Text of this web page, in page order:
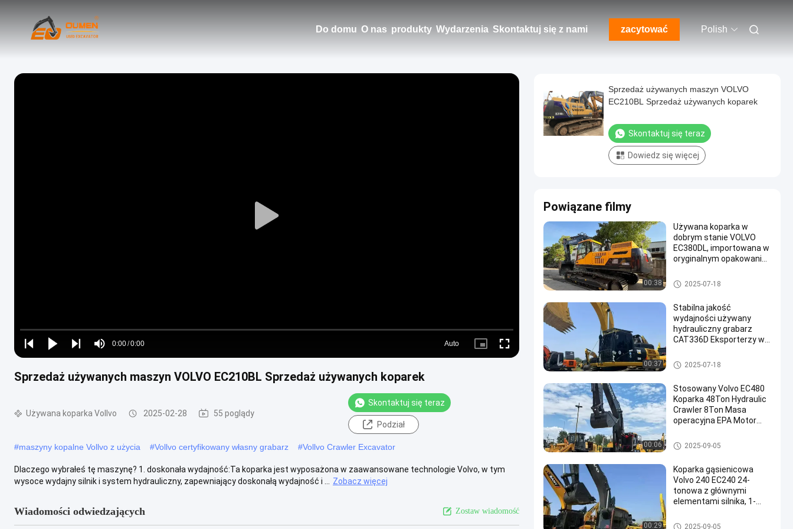
Do domu O nas produkty Wydarzenia Skontaktuj się z nami zacytować Polish
Play
Play
Play
Play
Mute
Time
0:00/0:00
Loaded:
0%
Auto
Picture- Fullscreen
Sprzedaż używanych maszyn VOLVO EC210BL Sprzedaż używanych koparek
Używana koparka Vollvo 2025-02-28 55 poglądy
Skontaktuj się teraz
Podział
#maszyny kopalne Vollvo z użycia #Vollvo certyfikowany własny grabarz #Vollvo Crawler Excavator
Dlaczego wybrałeś tę maszynę? 1. doskonała wydajność:Ta koparka jest wyposażona w zaawansowane technologie Volvo, w tym
wysoce wydajny silnik i system hydrauliczny, zapewniający doskonałą wydajność i ...
Zobacz więcej
Wiadomości odwiedzających Zostaw wiadomość
Sprzedaż używanych maszyn VOLVO
EC210BL Sprzedaż używanych koparek
Skontaktuj się teraz
Dowiedz się więcej
Powiązane filmy
00:38
Używana koparka w
dobrym stanie VOLVO
EC380DL, importowana w
oryginalnym opakowaniu,
Używana koparka Vollvo
2025-07-18
00:37
Stabilna jakość
wydajności używany
hydrauliczny grabarz
CAT336D Eksporterzy w
Używana koparka Cat
2025-07-18
00:06
Stosowany Volvo EC480
Koparka 48Ton Hydraulic
Crawler 8Ton Masa
operacyjna EPA Motor
gwarancji
Używana koparka Vollvo
2025-09-05
00:29
Koparka gąsienicowa
Volvo 240 EC240 24-
tonowa z głównymi
elementami silnika, 1-
używany sprzęt do robót
Używana koparka Vollvo
2025-09-05